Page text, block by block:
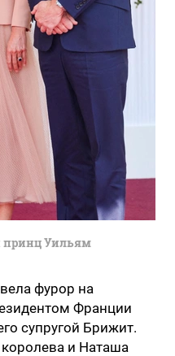
Уильям
фурор на
Франции
супругой Брижит.
и Наташа